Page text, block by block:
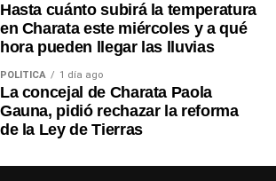
Hasta cuánto subirá la temperatura
en Charata este miércoles y a qué
hora pueden llegar las lluvias
POLÍTICA 1 día ago
La concejal de Charata Paola
Gauna, pidió rechazar la reforma
de la Ley de Tierras